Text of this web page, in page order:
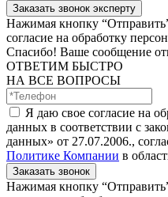
Заказать звонок эксперту
Нажимая кнопку
согласие на обработку
Спасибо! Ваше сообщение
ОТВЕТИМ БЫСТРО
НА ВСЕ ВОПРОСЫ
Я даю свое согласие на
данных в соответствии с
данных» от 27.07.2006.,
Политике Компании в
Заказать звонок
Нажимая кнопку